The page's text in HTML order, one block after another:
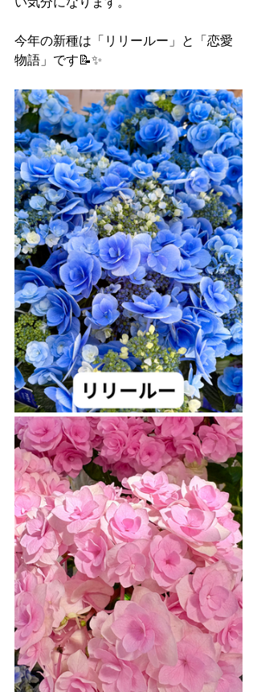
今年の新種は「リリールー」と「恋愛
物語」です📝✨